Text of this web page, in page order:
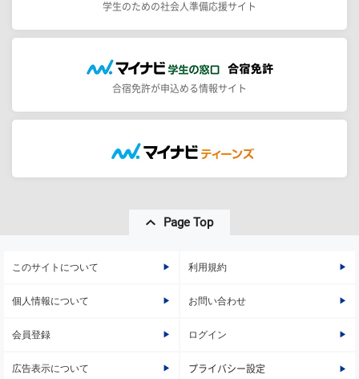
学生のための社会人準備応援サイト
合宿免許が申込める情報サイト
Page Top
このサイトについて 利用規約
個人情報について お問い合わせ
会員登録 ログイン
広告表示について プライバシー設定